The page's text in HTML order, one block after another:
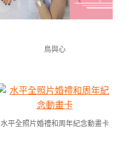
鳥與心
水平全照片婚禮和周年紀念動畫卡